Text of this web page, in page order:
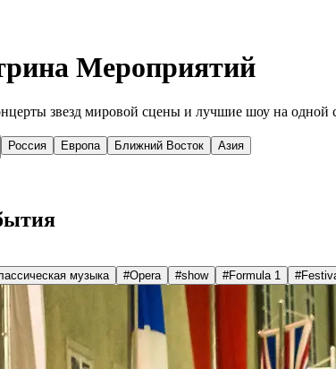
Мероприятий
звезд мировой сцены и лучшие шоу на одной
Россия Европа Ближний Восток Азия
музыка #Opera #show #Formula 1 #